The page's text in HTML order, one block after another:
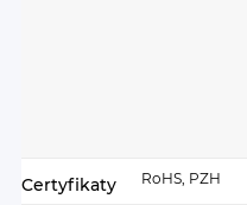
Certyfikaty RoHS, PZH